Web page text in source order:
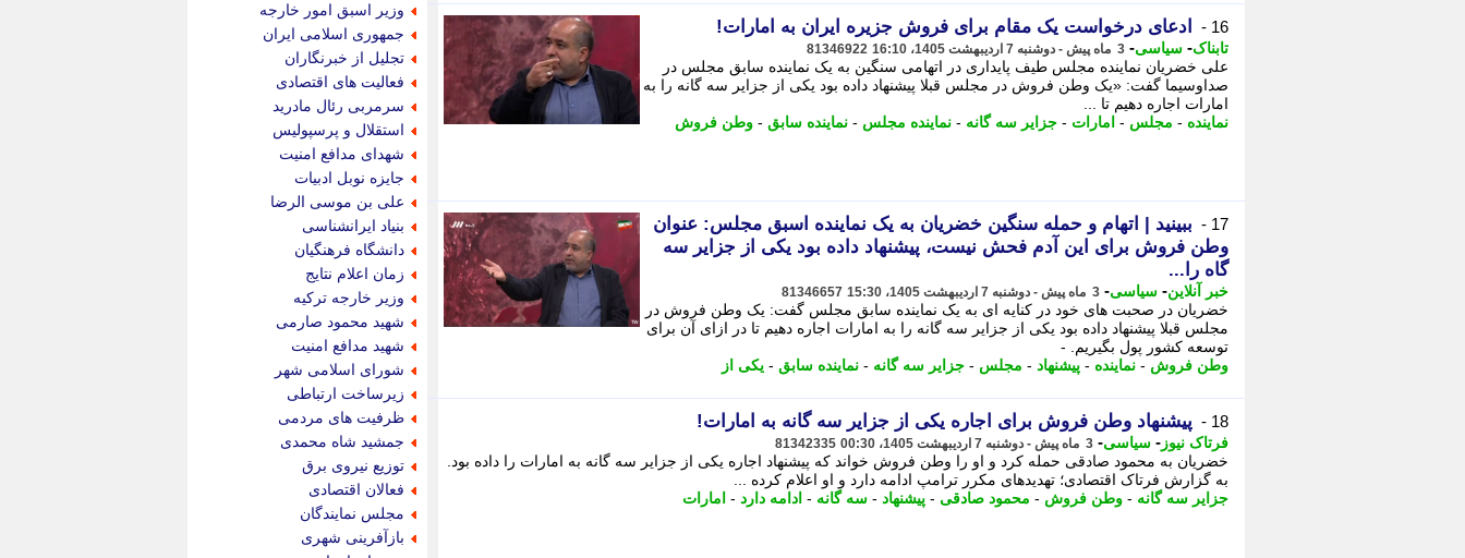
16 - ادعای درخواست یک مقام برای فروش جزیره ایران به امارات!
تابناک- سیاسی- 3 ماه پیش - دوشنبه 7 اردیبهشت 1405، 16:10 81346922
علی خضریان نماینده مجلس طیف پایداری در اتهامی سنگین به یک نماینده سابق مجلس در
صداوسیما گفت: «یک وطن فروش در مجلس قبلا پیشنهاد داده بود یکی از جزایر سه گانه را به
امارات اجاره دهیم تا ...
نماینده - مجلس - امارات - جزایر سه گانه - نماینده مجلس - نماینده سابق - وطن فروش
17 -
ببینید | اتهام و حمله سنگین خضریان به یک نماینده اسبق مجلس: عنوان
وطن فروش برای این آدم فحش نیست، پیشنهاد داده بود یکی از جزایر سه
گاه را...
خبر آنلاین- سیاسی- 3 ماه پیش - دوشنبه 7 اردیبهشت 1405، 15:30 81346657
خضریان در صحبت های خود در کنایه ای به یک نماینده سابق مجلس گفت: یک وطن فروش در
مجلس قبلا پیشنهاد داده بود یکی از جزایر سه گانه را به امارات اجاره دهیم تا در ازای آن برای
توسعه کشور پول بگیریم. -
وطن فروش - نماینده - پیشنهاد - مجلس - جزایر سه گانه - نماینده سابق - یکی از
18 - پیشنهاد وطن فروش برای اجاره یکی از جزایر سه گانه به امارات!
فرتاک نیوز - سیاسی- 3 ماه پیش - دوشنبه 7 اردیبهشت 1405، 00:30 81342335
خضریان به محمود صادقی حمله کرد و او را وطن فروش خواند که پیشنهاد اجاره یکی از جزایر سه گانه به امارات را داده بود.
به گزارش فرتاک اقتصادی؛ تهدیدهای مکرر ترامپ ادامه دارد و او اعلام کرده ...
جزایر سه گانه - وطن فروش - محمود صادقی - پیشنهاد - سه گانه - ادامه دارد - امارات
وزیر اسبق امور خارجه
جمهوری اسلامی ایران
تجلیل از خبرنگاران
فعالیت های اقتصادی
سرمربی رئال مادرید
استقلال و پرسپولیس
شهدای مدافع امنیت
جایزه نوبل ادبیات
علی بن موسی الرضا
بنیاد ایرانشناسی
دانشگاه فرهنگیان
زمان اعلام نتایج
وزیر خارجه ترکیه
شهید محمود صارمی
شهید مدافع امنیت
شورای اسلامی شهر
زیرساخت ارتباطی
ظرفیت های مردمی
جمشید شاه محمدی
توزیع نیروی برق
فعالان اقتصادی
مجلس نمایندگان
بازآفرینی شهری